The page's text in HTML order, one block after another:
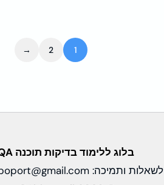
1
2
→
בלוג ללימוד בדיקות תוכנה QA
לשאלות ותמיכה: